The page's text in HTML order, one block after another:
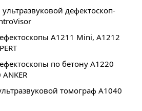
дефектоскоп-
А1211 Mini, A1212
по бетону А1220
томограф А1040